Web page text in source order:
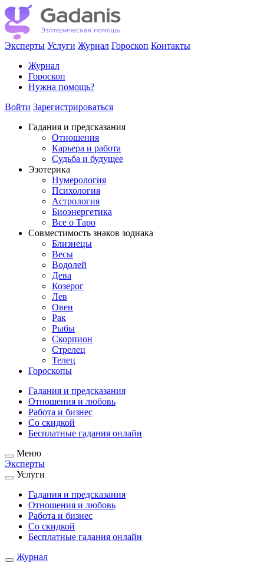
Эксперты Услуги Журнал Гороскоп Контакты
Журнал
Гороскоп
Нужна помощь?
Войти Зарегистрироваться
Гадания и предсказания
Отношения
Карьера и работа
Cудьба и будущее
Эзотерика
Нумерология
Психология
Астрология
Биоэнергетика
Все о Таро
Совместимость знаков зодиака
Близнецы
Весы
Водолей
Дева
Козерог
Лев
Овен
Рак
Рыбы
Скорпион
Стрелец
Телец
Гороскопы
Гадания и предсказания
Отношения и любовь
Работа и бизнес
Со скидкой
Бесплатные гадания онлайн
Меню
Эксперты
Услуги
Гадания и предсказания
Отношения и любовь
Работа и бизнес
Со скидкой
Бесплатные гадания онлайн
Журнал